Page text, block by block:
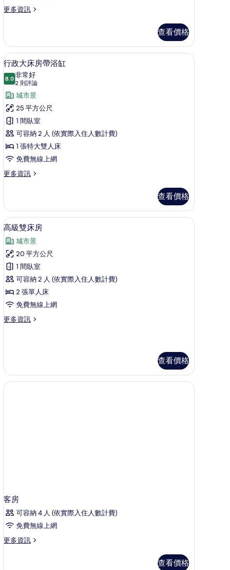
有
更多資訊
更
雙
床
房
的
詳
查看價格
電工作空間、熨斗/熨衣板
顯
示
行
政
大
床
房
帶
浴
缸
有
相
片
行政大床房帶浴缸 | 客房內保險箱、書桌、筆
5
行政大床房帶浴缸
8.08.0 分，滿分 10 分
非常好
2 則評論
(2
則
評
論)
城市景
25 平方公尺
1 間臥室
可容納 2 人 (依實際入住人數計費)
1 張特大雙人床
免費無線上網
更多資訊
更
大
床
房
浴
缸
的
詳
情
查看價格
電工作空間、熨斗/熨衣板
顯
示
高
級
雙
床
房
所
客房內保險箱、書桌、筆電工作空間、熨斗/
6
高級雙床房
城市景
20 平方公尺
1 間臥室
可容納 2 人 (依實際入住人數計費)
2 張單人床
免費無線上網
更多資訊
更
房
的
詳
查看價格
客房
可容納 4 人 (依實際入住人數計費)
免費無線上網
更多資訊
更
查看價格